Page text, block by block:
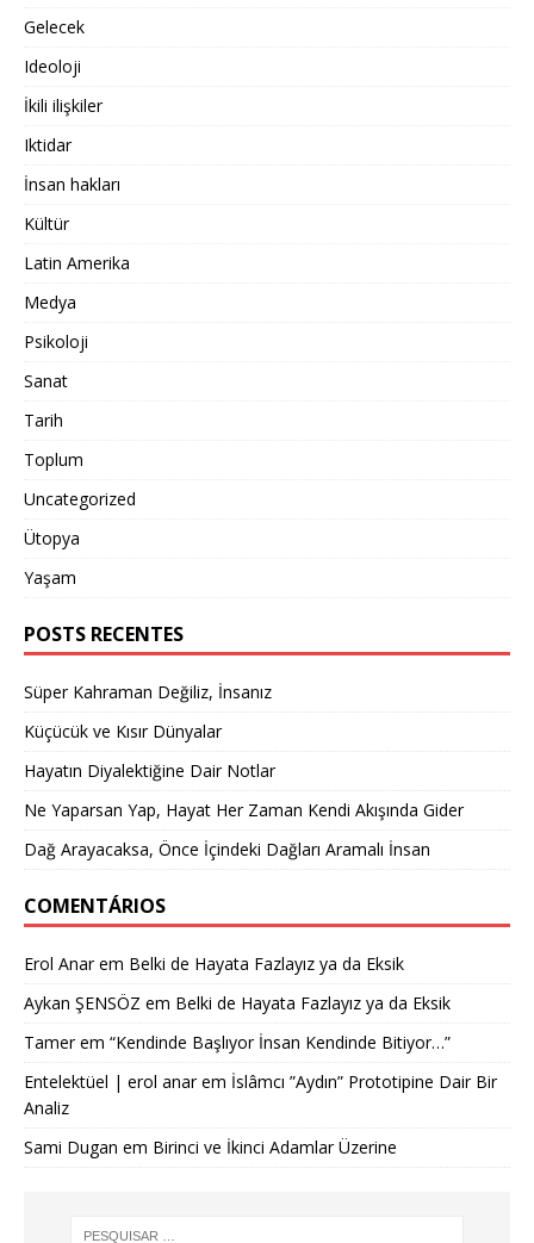
Gelecek
Ideoloji
İkili ilişkiler
Iktidar
İnsan hakları
Kültür
Latin Amerika
Medya
Psikoloji
Sanat
Tarih
Toplum
Uncategorized
Ütopya
Yaşam
POSTS RECENTES
Süper Kahraman Değiliz, İnsanız
Küçücük ve Kısır Dünyalar
Hayatın Diyalektiğine Dair Notlar
Ne Yaparsan Yap, Hayat Her Zaman Kendi Akışında Gider
Dağ Arayacaksa, Önce İçindeki Dağları Aramalı İnsan
COMENTÁRIOS
Erol Anarem Belki de Hayata Fazlayız ya da Eksik
Aykan ŞENSÖZ em Belki de Hayata Fazlayız ya da Eksik
Tamerem “Kendinde Başlıyor İnsan Kendinde Bitiyor…”
Entelektüel | erol anarem İslâmcı ”Aydın” Prototipine Dair Bir
Analiz
Sami Dugan em Birinci ve İkinci Adamlar Üzerine